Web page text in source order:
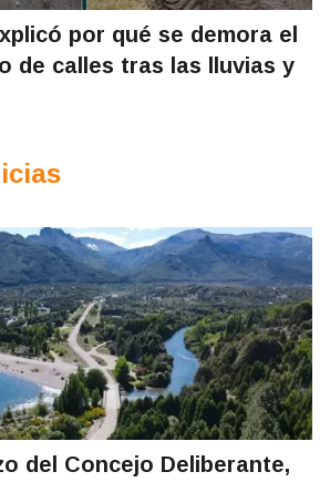
por qué se demora el
de calles tras las lluvias y
del Concejo Deliberante,